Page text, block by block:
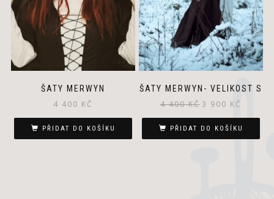
ŠATY MERWYN
4 400 KČ
PŘIDAT DO KOŠÍKU
ŠATY MERWYN- VELIKOST S
4 400KČ Původní
cena
byla:
4
3 900 KČ
cena
je:
3
PŘIDAT DO KOŠÍKU